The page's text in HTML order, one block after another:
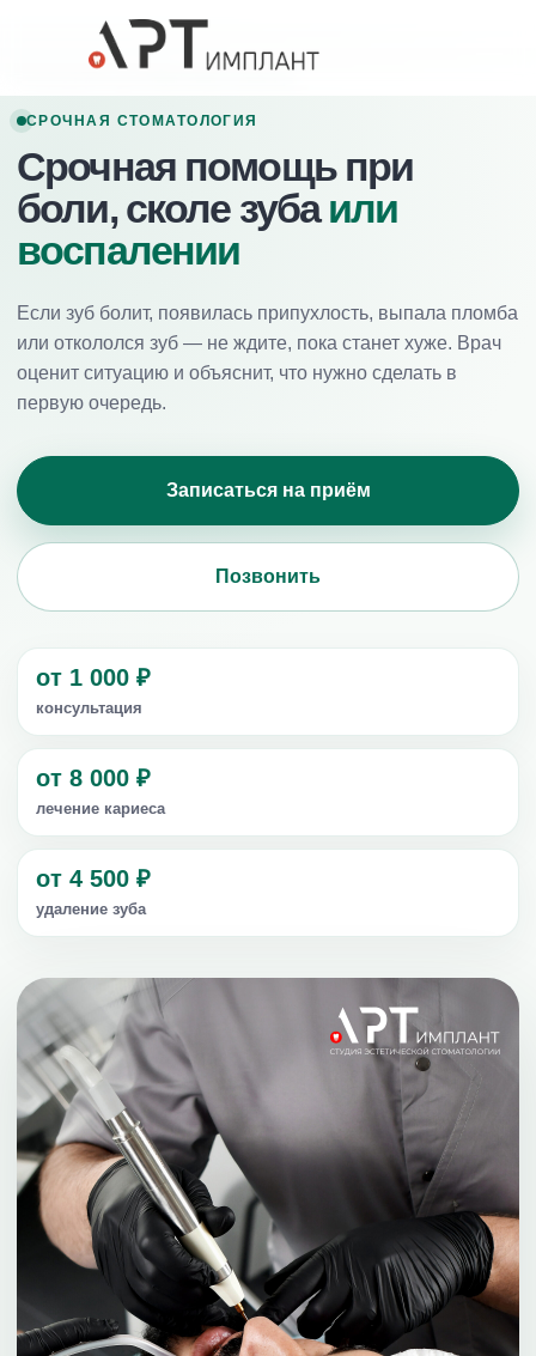
Срочная помощь
СРОЧНАЯ СТОМАТОЛОГИЯ
Срочная помощь при
боли, сколе зубаили
воспалении
Если зуб болит, появилась припухлость, выпала пломба
или откололся зуб — не ждите, пока станет хуже. Врач
оценит ситуацию и объяснит, что нужно сделать в
первую очередь.
Записаться на приём
Позвонить
от 1 000 ₽
консультация
от 8 000 ₽
лечение кариеса
от 4 500 ₽
удаление зуба